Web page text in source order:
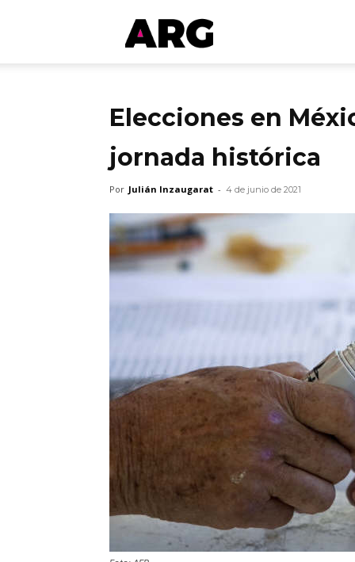
ARGmedios
Elecciones en
jornada histórica
Por Julián Inzaugarat - 4 de junio de 2021